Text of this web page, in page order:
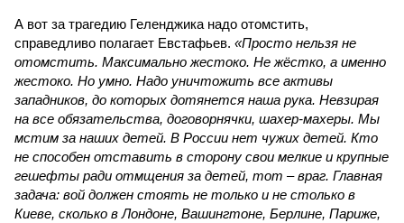
А вот за трагедию Геленджика надо отомстить,
справедливо полагает Евстафьев. «Просто нельзя не
отомстить. Максимально жестоко. Не жёстко, а именно
жестоко. Но умно. Надо уничтожить все активы
западников, до которых дотянется наша рука. Невзирая
на все обязательства, договорнячки, шахер-махеры. Мы
мстим за наших детей. В России нет чужих детей. Кто
не способен отставить в сторону свои мелкие и крупные
гешефты ради отмщения за детей, тот – враг. Главная
задача: вой должен стоять не только и не столько в
Киеве, сколько в Лондоне, Вашингтоне, Берлине, Париже,